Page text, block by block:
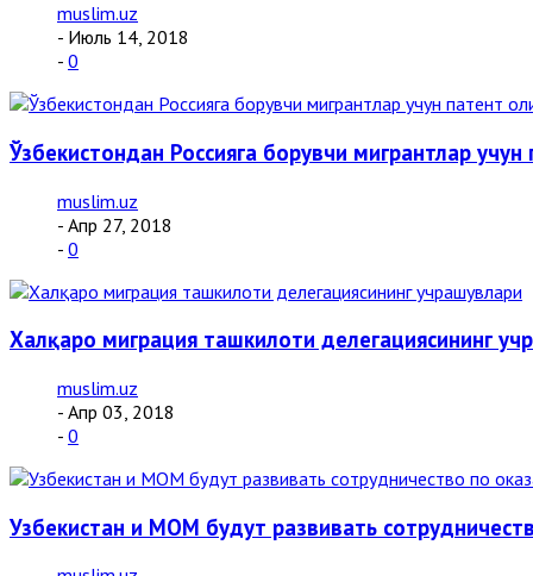
muslim.uz
- Июль 14, 2018
- 0
Ўзбекистондан Россияга борувчи мигрантлар
muslim.uz
- Апр 27, 2018
- 0
Халқаро миграция ташкилоти делегациясининг
muslim.uz
- Апр 03, 2018
- 0
Узбекистан и МОМ будут развивать